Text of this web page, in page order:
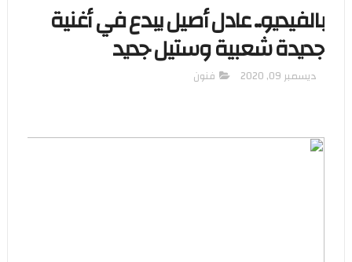
بالفيديو.. عادل أصيل يبدع في أغنية
جديدة شعبية وستيل جديد
ديسمبر 09, 2020 فنون